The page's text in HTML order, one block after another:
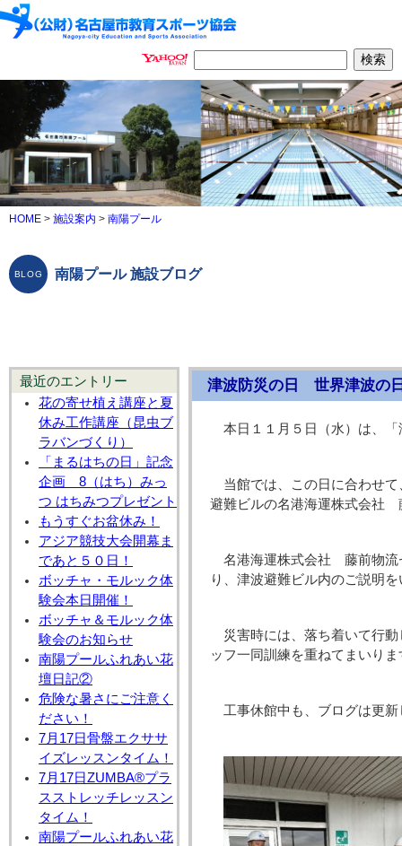
HOME > 施設案内 > 南陽プール
南陽プール 施設ブログ
最近のエントリー
花の寄せ植え講座と夏
休み工作講座（昆虫ブ
ラバンづくり）
「まるはちの日」記念
企画 8（はち）みっ
つ はちみつプレゼント
もうすぐお盆休み！
アジア競技大会開幕ま
であと５０日！
ボッチャ・モルック体
験会本日開催！
ボッチャ＆モルック体
験会のお知らせ
南陽プールふれあい花
壇日記②
危険な暑さにご注意く
ださい！
7月17日骨盤エクササ
イズレッスンタイム！
7月17日ZUMBA®プラ
スストレッチレッスン
タイム！
南陽プールふれあい花
津波防災の日 世界津波の
本日１１月５日（水）は、
当館では、この日に合わせ
避難ビルの名港海運株式会社
名港海運株式会社 藤前物流
り、津波避難ビル内のご説明
災害時には、落ち着いて行
ッフ一同訓練を重ねてまいりま
工事休館中も、ブログは更